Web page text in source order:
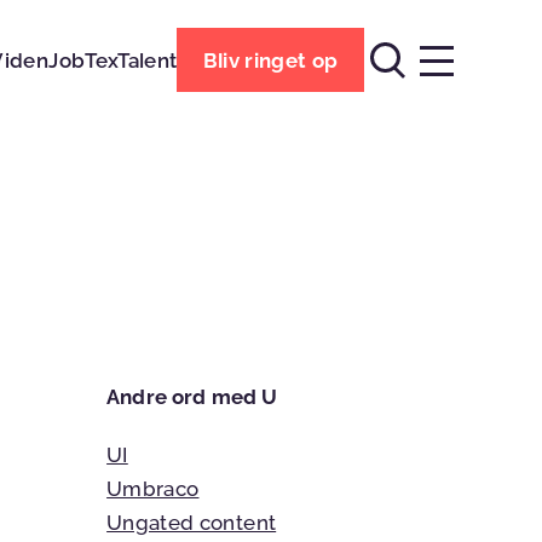
JobTexTalent Bliv ringet op
Andre ord med U
UI
Umbraco
Ungated content